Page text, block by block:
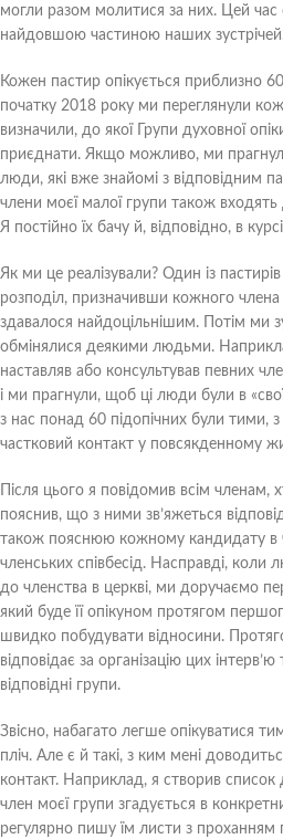
могли разом молитися за них. Цей час
найдовшою частиною наших
Кожен пастир опікується приблизно
початку 2018 року ми переглянули
визначили, до якої Групи духовної
приєднати. Якщо можливо, ми
люди, які вже знайомі з відповідним
члени моєї малої групи також входять
Я постійно їх бачу й, відповідно, в
Як ми це реалізували? Один із
розподіл, призначивши кожного
здавалося найдоцільнішим. Потім ми
обмінялися деякими людьми.
наставляв або консультував певних
і ми прагнули, щоб ці люди були в
з нас понад 60 підопічних були тими,
частковий контакт у повсякденному
Після цього я повідомив всім членам,
пояснив, що з ними зв’яжеться
також пояснюю кожному кандидату в
членських співбесід. Насправді, коли
до членства в церкві, ми доручаємо
який буде її опікуном протягом
швидко побудувати відносини.
відповідає за організацію цих
відповідні групи.
Звісно, набагато легше опікуватися
пліч. Але є й такі, з ким мені
контакт. Наприклад, я створив
член моєї групи згадується в
регулярно пишу їм листи з